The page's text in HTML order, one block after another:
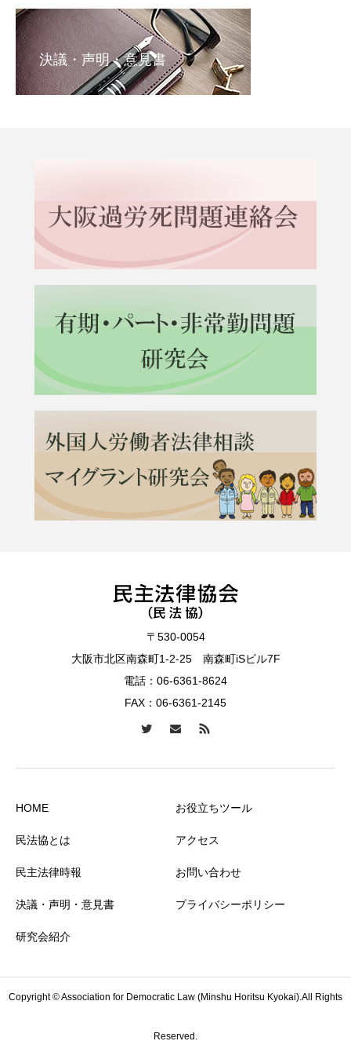
決議・声明・意見書
〒530-0054
大阪市北区南森町1-2-25 南森町iSビル7F
電話： 06-6361-8624
FAX：06-6361-2145
HOME
民法協とは
民主法律時報
決議・声明・意見書
研究会紹介
お役立ちツール
アクセス
お問い合わせ
プライバシーポリシー
Copyright © Association for Democratic Law (Minshu Horitsu Kyokai).All Rights
Reserved.